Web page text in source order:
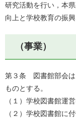
研究活動を行い，本
向上と学校教育の振
（事業）
第３条 図書館部会は
ものとする。
（１）学校図書館運
（２）学校図書館に